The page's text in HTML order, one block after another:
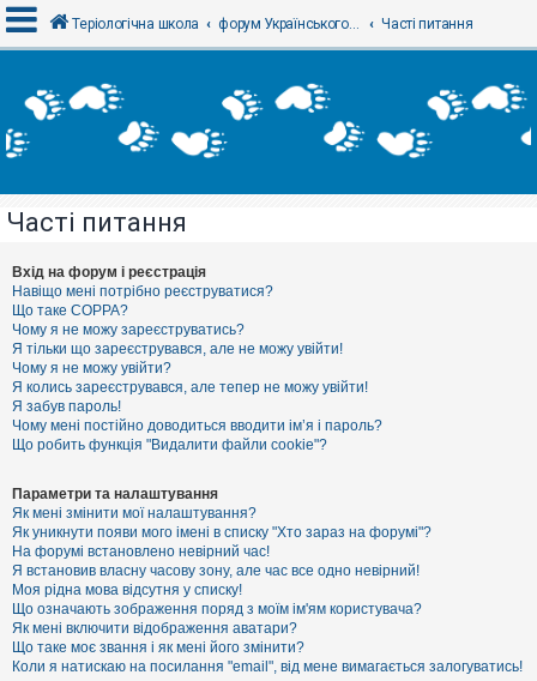
х
і
Р
є
с
т
р
а
ц
і
я
Т
м
и
б
е
з
в
і
д
п
о
в
і
Теріологічна школа форум Українського теріологічного товариства Часті питання
Часті питання
Вхід на форум і реєстрація
Навіщо мені потрібно реєструватися?
Що таке COPPA?
Чому я не можу зареєструватись?
Я тільки що зареєструвався, але не можу увійти!
Чому я не можу увійти?
Я колись зареєструвався, але тепер не можу увійти!
Я забув пароль!
Чому мені постійно доводиться вводити ім’я і пароль?
Що робить функція "Видалити файли cookie"?
Параметри та налаштування
Як мені змінити мої налаштування?
Як уникнути появи мого імені в списку "Хто зараз на форумі"?
На форумі встановлено невірний час!
Я встановив власну часову зону, але час все одно невірний!
Моя рідна мова відсутня у списку!
Що означають зображення поряд з моїм ім'ям користувача?
Як мені включити відображення аватари?
Що таке моє звання і як мені його змінити?
Коли я натискаю на посилання "email", від мене вимагається залогуватись!